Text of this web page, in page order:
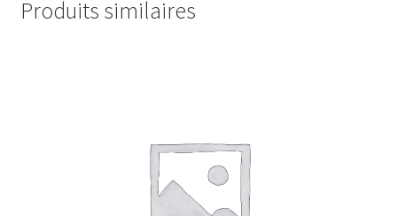
Produits similaires